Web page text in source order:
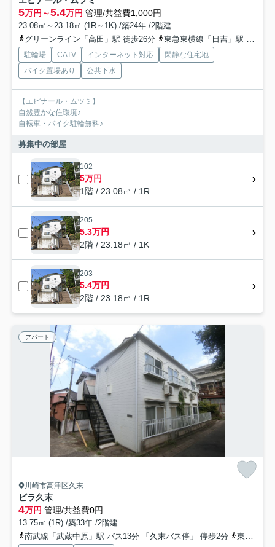
5万円～5.4万円 管理/共益費1,000円
23.08㎡～23.18㎡ (1R～1K) /築24年 /2階建
グリーンライン「高田」駅 徒歩26分
東急東横線「日吉」駅 バス18分 東急バス「久末団地」 停歩7分
駐輪場 CATV インターネット対応
閑静な住宅地
バイク置場あり
公共下水
【エピナール・ムツミ】
自然豊かな住環境♪
自転車・バイク駐輪無料♪
募集中の部屋
102
5万円
1階 / 23.08㎡ / 1R
205
5.3万円
2階 / 23.18㎡ / 1K
203
5.4万円
2階 / 23.18㎡ / 1R
アパート
川崎市高津区久末
ビラ久末
4万円 管理/共益費0円
13.75㎡ (1R) /築33年 /2階建
南武線「武蔵中原」駅 バス13分 「久末バス停」 停歩2分
東急東横線「武蔵小杉」駅 バス25分 「久末バス停」 停歩2分